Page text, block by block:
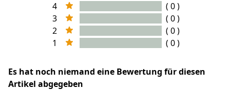
4
( 0 )
3
( 0 )
2
( 0 )
1
( 0 )
Es hat noch niemand eine Bewertung für diesen
Artikel abgegeben